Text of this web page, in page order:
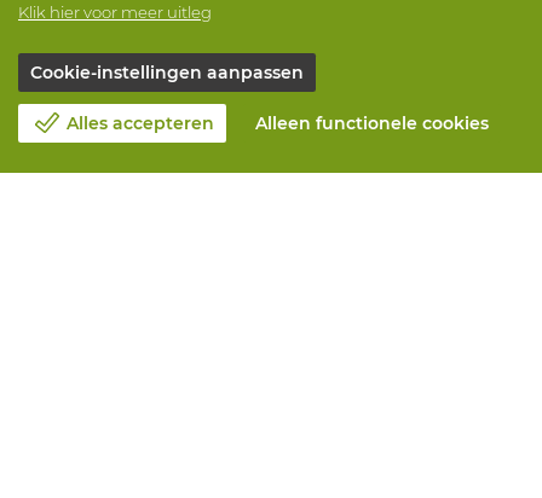
Klik hier voor meer uitleg
Cookie-instellingen aanpassen
Alles accepteren Alleen functionele cookies